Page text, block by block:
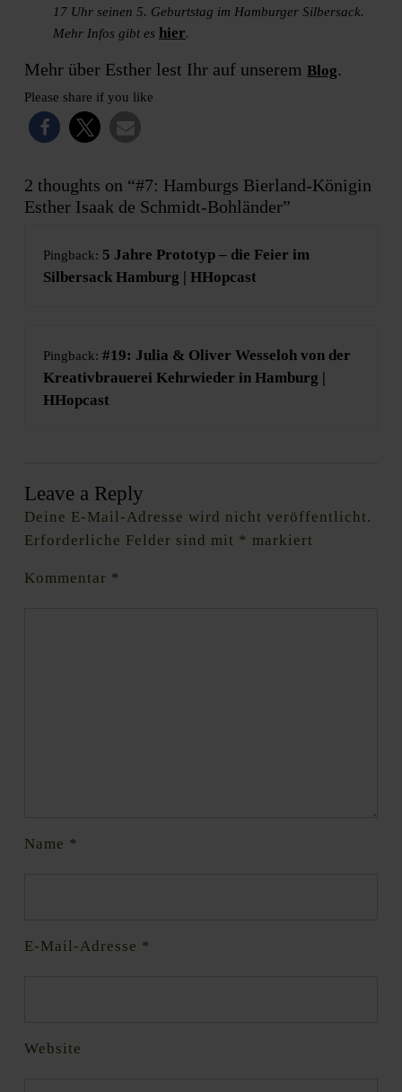
17 Uhr seinen 5. Geburtstag im Hamburger Silbersack.
Mehr Infos gibt es hier.
Mehr über Esther lest Ihr auf unserem Blog.
Please share if you like
2 thoughts on “#7: Hamburgs Bierland-Königin
Esther Isaak de Schmidt-Bohländer”
Pingback: 5 Jahre Prototyp – die Feier im
Silbersack Hamburg | HHopcast
Pingback: #19: Julia & Oliver Wesseloh von der
Kreativbrauerei Kehrwieder in Hamburg |
HHopcast
Leave a Reply
Deine E-Mail-Adresse wird nicht veröffentlicht.
Erforderliche Felder sind mit * markiert
Kommentar *
Name *
E-Mail-Adresse *
Website